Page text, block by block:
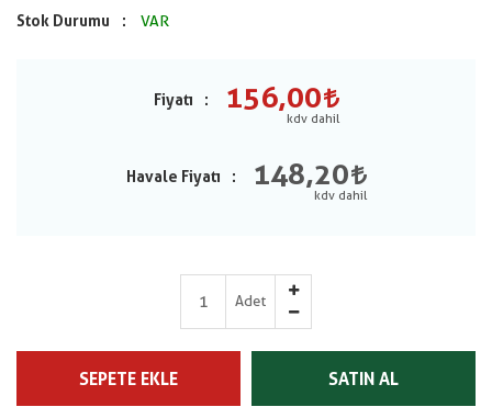
Stok Durumu
VAR
Fiyatı 156,00
Havale Fiyatı 148,20
Adet
SEPETE EKLE SATIN AL